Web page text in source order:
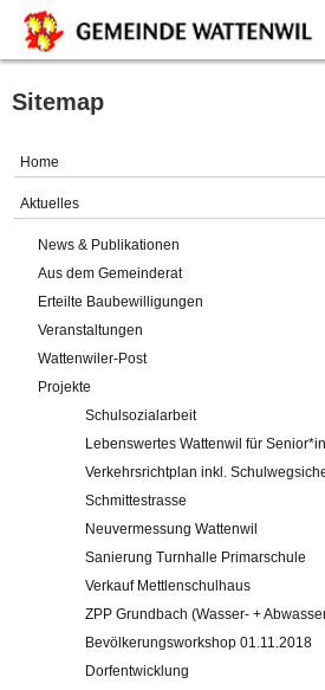
Home
Gemeinde
Verwaltung
Online-Service
Impressum
Sitemap
Home
Aktuelles
News & Publikationen
Aus dem Gemeinderat
Erteilte Baubewilligungen
Veranstaltungen
Wattenwiler-Post
Projekte
Schulsozialarbeit
Lebenswertes Wattenwil für
Verkehrsrichtplan inkl.
Schmittestrasse
Neuvermessung Wattenwil
Sanierung Turnhalle Primarschule
Verkauf Mettlenschulhaus
ZPP Grundbach (Wasser- +
Bevölkerungsworkshop 01.11.2018
Dorfentwicklung